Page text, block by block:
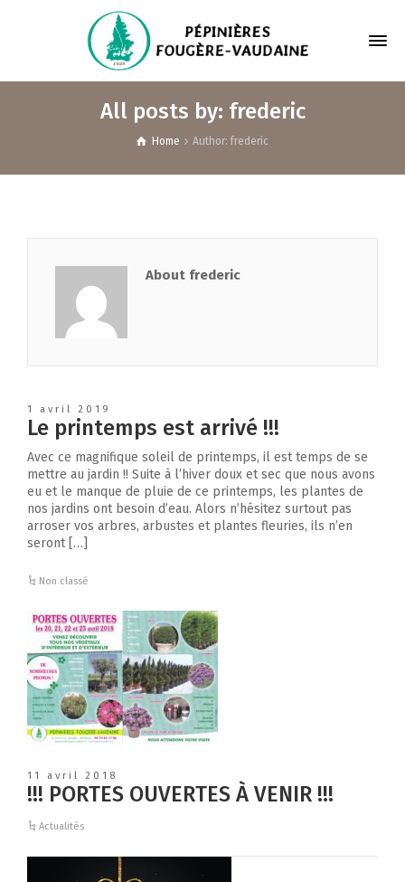
All posts by: frederic
Home Author: frederic
About frederic
1 avril 2019
Le printemps est arrivé !!!
Avec ce magnifique soleil de printemps, il est temps de se
mettre au jardin !! Suite à l’hiver doux et sec que nous avons
eu et le manque de pluie de ce printemps, les plantes de
nos jardins ont besoin d’eau. Alors n’hésitez surtout pas
arroser vos arbres, arbustes et plantes fleuries, ils n’en
seront […]
Non classé
11 avril 2018
!!! PORTES OUVERTES À VENIR !!!
Actualités